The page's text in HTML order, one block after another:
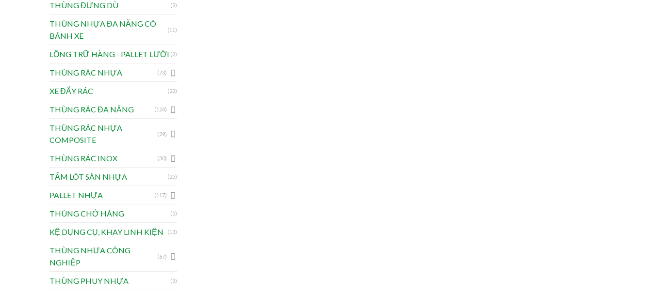
THÙNG ĐỰNG DÙ (2)
THÙNG NHỰA ĐA NĂNG CÓ
BÁNH XE
(11)
LỒNG TRỮ HÀNG - PALLET LƯỚI (2)
THÙNG RÁC NHỰA (73)
XE ĐẨY RÁC (22)
THÙNG RÁC ĐA NĂNG (124)
THÙNG RÁC NHỰA
COMPOSITE
(29)
THÙNG RÁC INOX (30)
TẤM LÓT SÀN NHỰA (25)
PALLET NHỰA (117)
THÙNG CHỞ HÀNG (5)
KỆ DỤNG CỤ, KHAY LINH KIỆN (13)
THÙNG NHỰA CÔNG
NGHIỆP
(67)
THÙNG PHUY NHỰA (3)